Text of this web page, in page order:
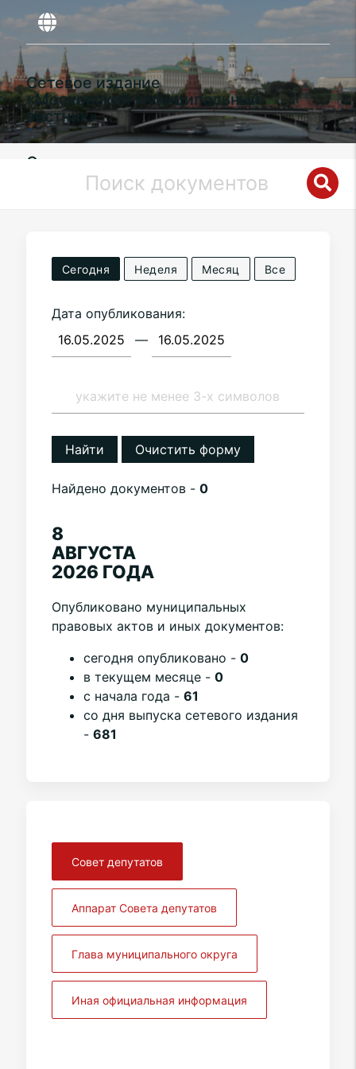
Сетевое издание
«Московский муниципальный
вестник»
Органы местного самоуправления
муниципального округаЛюблино
городе Москве
Сегодня Неделя Месяц Все
Дата опубликования:
—
Найти Очистить форму
Найдено документов - 0
8
АВГУСТА
2026 ГОДА
Опубликовано муниципальных
правовых актов и иных документов:
cегодня опубликовано - 0
в текущем месяце - 0
с начала года - 61
со дня выпуска сетевого издания
- 681
Совет депутатов
Аппарат Совета депутатов
Глава муниципального округа
Иная официальная информация